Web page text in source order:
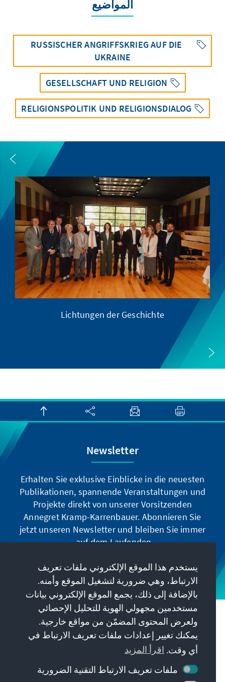
المواضيع
RUSSISCHER ANGRIFFSKRIEG AUF DIE
UKRAINE
GESELLSCHAFT UND RELIGION
RELIGIONSPOLITIK UND RELIGIONSDIALOG
Lichtungen der Geschichte
Newsletter
Erhalten Sie exklusive Einblicke in die neuesten
Publikationen, spannende Veranstaltungen und
Projekte direkt von unserer Vorsitzenden
Annegret Kramp-Karrenbauer. Abonnieren Sie
jetzt unseren Newsletter und bleiben Sie immer
auf dem Laufenden.
Jetzt abonnieren
مهمتنا
معلومات الاتصال
عروض أخرى من المؤسسة
يستخدم هذا الموقع الإلكتروني ملفات تعريف
الارتباط، وهي ضرورية لتشغيل الموقع وأمنه.
بالإضافة إلى ذلك، يجمع الموقع الإلكتروني بيانات
مستخدمين مجهولي الهوية للتحليل الإحصائي
ولعرض المحتوى المضمّن من مواقع خارجية.
يمكنك تغيير إعدادات ملفات تعريف الارتباط في
أي وقت. اقرأ المزيد
ملفات تعريف الارتباط التقنية الضرورية